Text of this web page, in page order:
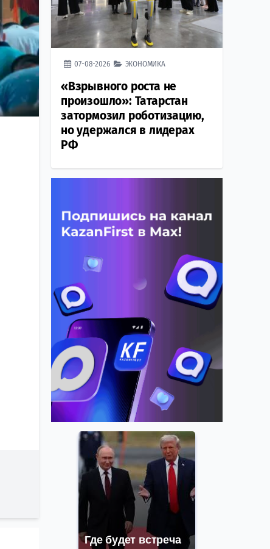
07-08-2026 ЭКОНОМИКА
«Взрывного роста не
произошло»: Татарстан
затормозил роботизацию,
но удержался в лидерах
РФ
Где будет встреча